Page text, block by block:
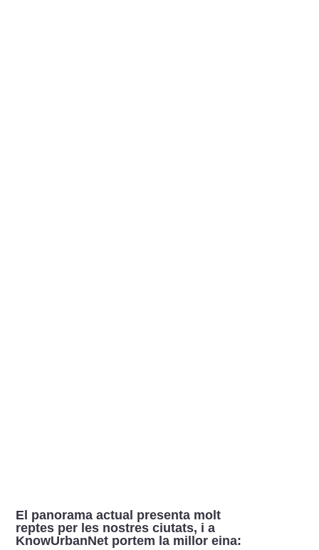
El panorama actual presenta molt
reptes per les nostres ciutats, i a
KnowUrbanNet portem la millor eina: